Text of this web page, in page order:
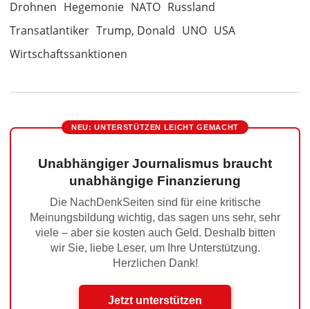
Drohnen Hegemonie NATO Russland
Transatlantiker Trump, Donald UNO USA
Wirtschaftssanktionen
NEU: UNTERSTÜTZEN LEICHT GEMACHT
Unabhängiger Journalismus braucht
unabhängige Finanzierung
Die NachDenkSeiten sind für eine kritische
Meinungsbildung wichtig, das sagen uns sehr, sehr
viele – aber sie kosten auch Geld. Deshalb bitten
wir Sie, liebe Leser, um Ihre Unterstützung.
Herzlichen Dank!
Jetzt unterstützen